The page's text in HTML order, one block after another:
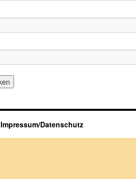
Impressum/Datenschutz